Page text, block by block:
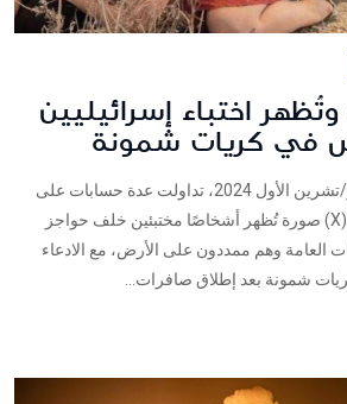
اختباء إسرائيليين
في كريات شمونة
فريق شييك في 17 أكتوبر/تشرين الأول 2024، تداولت عدة حسابات على
منصة التواصل الاجتماعي (X) صورة تُظهر أشخاصًا مختبئين خلف حواجز
العامة وهم ممددون على الأرض، مع الادعاء
شمونة بعد إطلاق صافرات...